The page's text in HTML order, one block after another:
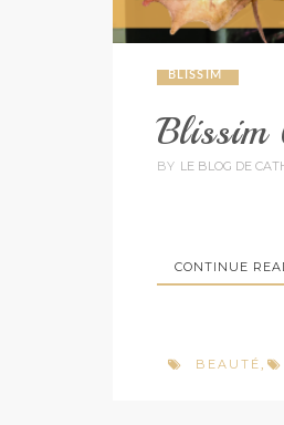
BLISSIM
Blissim
BY LE BLOG DE
CONTINUE
BEAUTÉ,